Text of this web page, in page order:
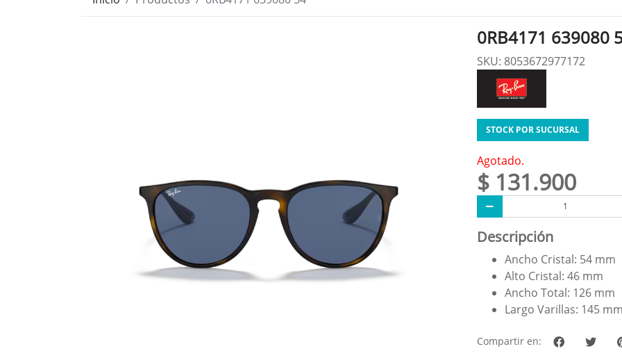
0RB4171 639080
SKU: 8053672977172
STOCK POR SUCURSAL
Agotado.
$ 131.900
Descripción
Ancho Cristal: 54 mm
Alto Cristal: 46 mm
Ancho Total: 126 mm
Largo Varillas: 145
Compartir en: